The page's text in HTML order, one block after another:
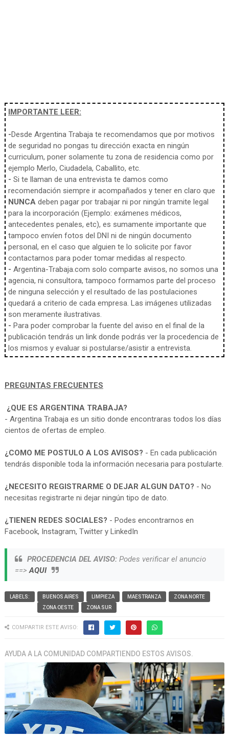
IMPORTANTE LEER:
-Desde Argentina Trabaja te recomendamos que por motivos
de seguridad no pongas tu dirección exacta en ningún
curriculum, poner solamente tu zona de residencia como por
ejemplo Merlo, Ciudadela, Caballito, etc.
- Si te llaman de una entrevista te damos como
recomendación siempre ir acompañados y tener en claro que
NUNCAdeben pagar por trabajar ni por ningún tramite legal
para la incorporación (Ejemplo: exámenes médicos,
antecedentes penales, etc), es sumamente importante que
tampoco envíen fotos del DNI ni de ningún documento
personal, en el caso que alguien te lo solicite por favor
contactarnos para poder tomar medidas al respecto.
- Argentina-Trabaja.com solo comparte avisos, no somos una
agencia, ni consultora, tampoco formamos parte del proceso
de ninguna selección y el resultado de las postulaciones
quedará a criterio de cada empresa. Las imágenes utilizadas
son meramente ilustrativas.
- Para poder comprobar la fuente del aviso en el final de la
publicación tendrás un link donde podrás ver la procedencia de
los mismos y evaluar si postularse/asistir a entrevista.
PREGUNTAS FRECUENTES
¿QUE ES ARGENTINA TRABAJA?
- Argentina Trabaja es un sitio donde encontraras todos los días
cientos de ofertas de empleo.
¿COMO ME POSTULO A LOS AVISOS? - En cada publicación
tendrás disponible toda la información necesaria para postularte.
¿NECESITO REGISTRARME O DEJAR ALGUN DATO? - No
necesitas registrarte ni dejar ningún tipo de dato.
¿TIENEN REDES SOCIALES? - Podes encontrarnos en
Facebook, Instagram, Twitter y LinkedIn
PROCEDENCIA DEL AVISO:Podes verificar el anuncio
==>AQUI
LABELS: BUENOS AIRES LIMPIEZA MAESTRANZA
ZONA NORTE
ZONA OESTE
ZONA SUR
COMPARTIR ESTE AVISO:
AYUDA A LA COMUNIDAD COMPARTIENDO ESTOS AVISOS.